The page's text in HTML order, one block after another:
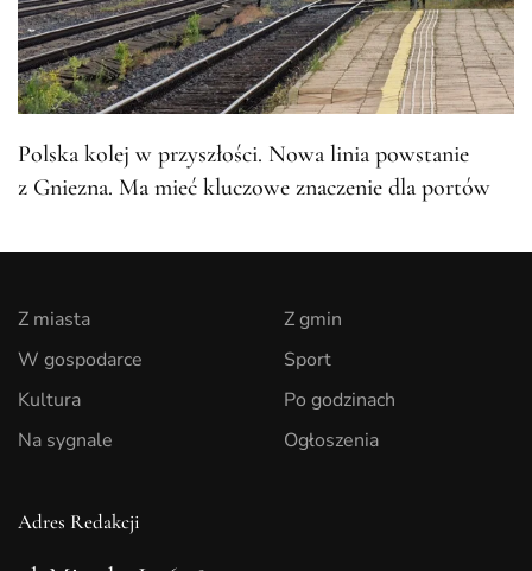
Polska kolej w przyszłości. Nowa linia powstanie
z Gniezna. Ma mieć kluczowe znaczenie dla portów
Z miasta
W gospodarce
Kultura
Na sygnale
Z gmin
Sport
Po godzinach
Ogłoszenia
Adres Redakcji